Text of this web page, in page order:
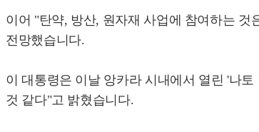
이어 "탄약, 방산, 원자재 사업에 참여하는
전망했습니다.
이 대통령은 이날 앙카라 시내에서 열린 '나
것 같다"고 밝혔습니다.